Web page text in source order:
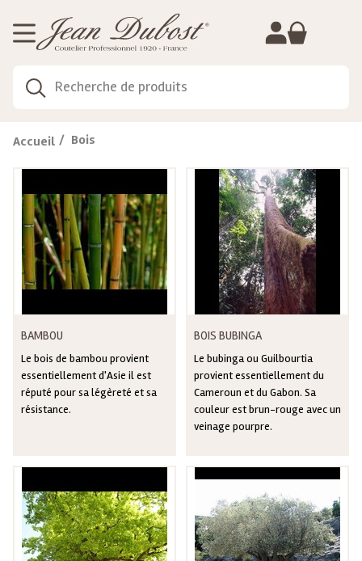
Accueil Bois
BAMBOU
Le bois de bambou provient
essentiellement d'Asie il est
réputé pour sa légèreté et sa
résistance.
BOIS BUBINGA
Le bubinga ou Guilbourtia
provient essentiellement du
Cameroun et du Gabon. Sa
couleur est brun-rouge avec un
veinage pourpre.
Gestion de vos préférences sur les cookies